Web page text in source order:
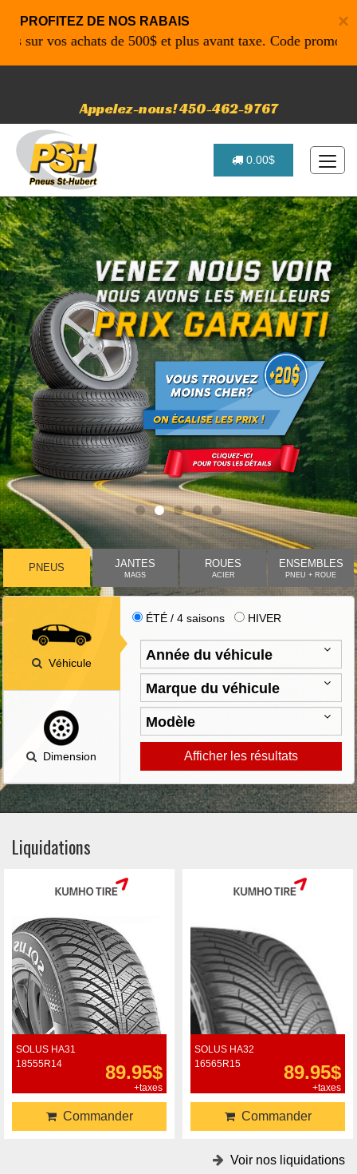
×
PROFITEZ DE NOS RABAIS
vos achats de 500$ et plus avant taxe. Code promo:
Appelez-nous! 450-462-9767
0.00$
PNEUS JANTES
MAGS
ROUES
ACIER
ENSEMBLES
PNEU + ROUE
Véhicule
Dimension
ÉTÉ / 4 saisons HIVER
Afficher les résultats
Liquidations
SOLUS HA31
18555R14
89.95$
+taxes
Commander
SOLUS HA32
16565R15
89.95$
+taxes
Commander
Voir nos liquidations